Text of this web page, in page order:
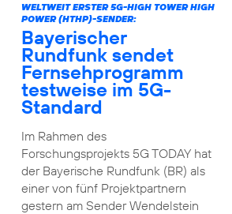
WELTWEIT ERSTER 5G-HIGH TOWER HIGH
POWER (HTHP)-SENDER:
Bayerischer
Rundfunk sendet
Fernsehprogramm
testweise im 5G-
Standard
Im Rahmen des
Forschungsprojekts 5G TODAY hat
der Bayerische Rundfunk (BR) als
einer von fünf Projektpartnern
gestern am Sender Wendelstein